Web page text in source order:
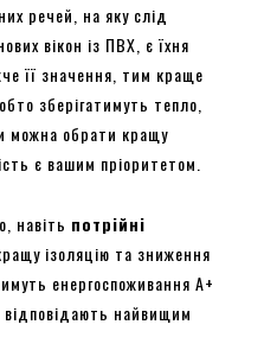
речей, на яку слід
вікон із ПВХ, є їхня
її значення, тим краще
зберігатимуть тепло,
можна обрати кращу
є вашим пріоритетом.
навіть потрійні
ізоляцію та зниження
енергоспоживання A+
найвищим